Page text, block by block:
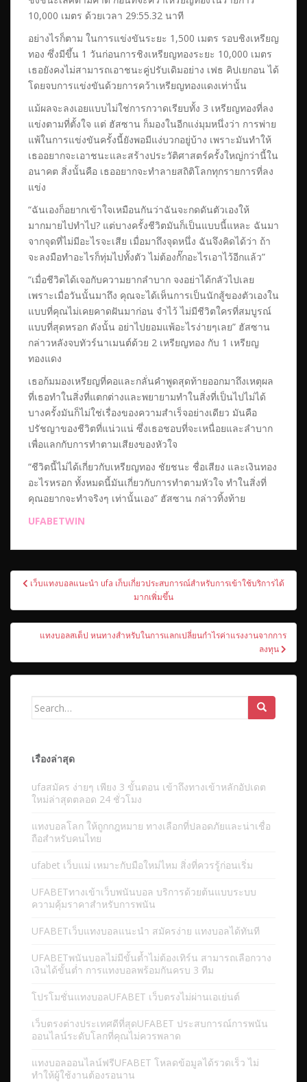
10,000 เมตร ด้วยเวลา 29:55.32 นาที
อย่างไรก็ตาม ในการแข่งขันระยะ 1,500 เมตร รอบชิงเหรียญ
ทอง ซึ่งมีขึ้น 1 วันก่อนการชิงเหรียญทองระยะ 10,000 เมตร
เธอยังคงไม่สามารถเอาชนะคู่ปรับเดิมอย่าง เฟธ คิปเยกอน ได้
โดยจบการแข่งขันด้วยการคว้าเหรียญทองแดงเท่านั้น
แม้ผลจะลงเอยแบบไม่ใช่การกวาดเรียบทั้ง 3 เหรียญทองที่ลง
แข่งตามที่ตั้งใจ แต่ ฮัสซาน ก็มองในอีกแง่มุมหนึ่งว่า การพ่าย
แพ้ในการแข่งขันครั้งนี้ยังพอมีแง่บวกอยู่บ้าง เพราะมันทำให้
เธออยากจะเอาชนะและสร้างประวัติศาสตร์ครั้งใหญ่กว่านี้ใน
อนาคต สิ่งนั้นคือ เธออยากจะทำลายสถิติโลกทุกรายการที่ลง
แข่ง
“ฉันเองก็อยากเข้าใจเหมือนกันว่าฉันจะกดดันตัวเองให้
มากมายไปทำไป? แต่บางครั้งชีวิตมันก็เป็นแบบนี้แหละ ฉันมา
จากจุดที่ไม่มีอะไรจะเสีย เมื่อมาถึงจุดหนึ่ง ฉันจึงคิดได้ว่า ถ้า
จะลงมือทำอะไรก็ทุ่มไปทั้งตัว ไม่ต้องกั๊กอะไรเอาไว้อีกแล้ว”
“เมื่อชีวิตได้เจอกับความยากลำบาก จงอย่าได้กลัวไปเลย
เพราะเมื่อวันนั้นมาถึง คุณจะได้เห็นการเป็นนักสู้ของตัวเองใน
แบบที่คุณไม่เคยคาดฝันมาก่อน จำไว้ ไม่มีชีวิตใครที่สมบูรณ์
แบบที่สุดหรอก ดังนั้น อย่าไปยอมแพ้อะไรง่ายๆเลย” ฮัสซาน
กล่าวหลังจบทัวร์นาเมนต์ด้วย 2 เหรียญทอง กับ 1 เหรียญ
ทองแดง
เธอก้มมองเหรียญที่คอและกลั่นคำพูดสุดท้ายออกมาถึงเหตุผล
ที่เธอทำในสิ่งที่แตกต่างและพยายามทำในสิ่งที่เป็นไปไม่ได้
บางครั้งมันก็ไม่ใช่เรื่องของความสำเร็จอย่างเดียว มันคือ
ปรัชญาของชีวิตที่แน่วแน่ ซึ่งเธอชอบที่จะเหนื่อยและลำบาก
เพื่อแลกกับการทำตามเสียงของหัวใจ
“ชีวิตนี้ไม่ได้เกี่ยวกับเหรียญทอง ชัยชนะ ชื่อเสียง และเงินทอง
อะไรหรอก ทั้งหมดนี้มันเกี่ยวกับการทำตามหัวใจ ทำในสิ่งที่
คุณอยากจะทำจริงๆ เท่านั้นเอง” ฮัสซาน กล่าวทิ้งท้าย
UFABETWIN
เมนู
เรื่อง
เว็บแทงบอลแนะนำ ufa เก็บเกี่ยวประสบการณ์สำหรับการเข้าใช้บริการได้
มากเพิ่มขึ้น
แทงบอลสเต็ป หนทางสำหรับในการแลกเปลี่ยนกำไรค่าแรงงานจากการ
ลงทุน
Search
เรื่องล่าสุด
ufaสมัคร ง่ายๆ เพียง 3 ขั้นตอน เข้าถึงทางเข้าหลักอัปเดต
ใหม่ล่าสุดตลอด 24 ชั่วโมง
แทงบอลโลก ให้ถูกกฎหมาย ทางเลือกที่ปลอดภัยและน่าเชื่อ
ถือสำหรับคนไทย
ufabet เว็บแม่ เหมาะกับมือใหม่ไหม สิ่งที่ควรรู้ก่อนเริ่ม
UFABETทางเข้าเว็บพนันบอล บริการด้วยต้นแบบระบบ
ความคุ้มราคาสำหรับการพนัน
UFABETเว็บแทงบอลแนะนำ สมัครง่าย แทงบอลได้ทันที
UFABETพนันบอลไม่มีขั้นต้ำไม่ต้องเทิร์น สามารถเลือกวาง
เงินได้ขั้นต่ำ การแทงบอลพร้อมกันครบ 3 ทีม
โปรโมชั่นแทงบอลUFABET เว็บตรงไม่ผ่านเอเย่นต์
เว็บตรงต่างประเทศดีที่สุดUFABET ประสบการณ์การพนัน
ออนไลน์ระดับโลกที่คุณไม่ควรพลาด
แทงบอลออนไลน์ฟรีUFABET โหลดข้อมูลได้รวดเร็ว ไม่
ทำให้ผู้ใช้งานต้องรอนาน